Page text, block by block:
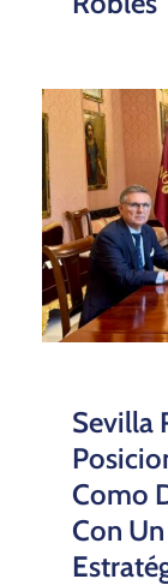
Sevilla
Como
Con